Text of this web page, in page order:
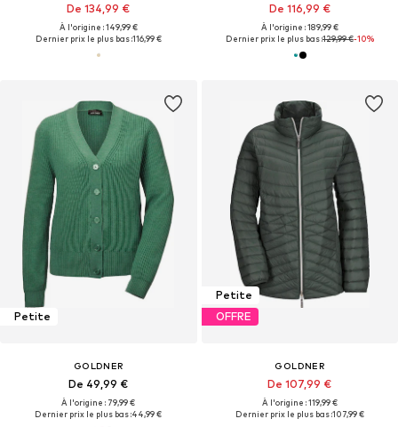
De 134,99 €
À l'origine : 149,99 €
Dernier prix le plus bas :116,99 €
De 116,99 €
À l'origine : 189,99 €
Dernier prix le plus bas :129,99 €-10%
Petite
GOLDNER
De 49,99 €
À l'origine : 79,99 €
Dernier prix le plus bas :44,99 €
Petite
OFFRE
GOLDNER
De 107,99 €
À l'origine : 119,99 €
Dernier prix le plus bas :107,99 €